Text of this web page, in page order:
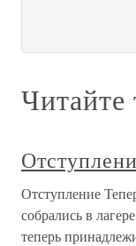
Читайте
Отступление
собрались в
теперь